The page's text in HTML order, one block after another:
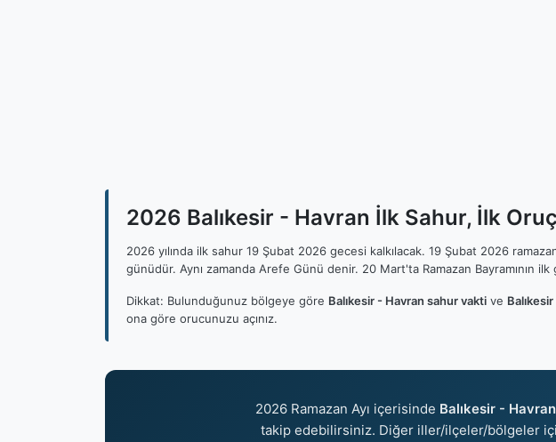
2026 Balıkesir - Havran İlk Sahur, İlk Oruç
2026 yılında ilk sahur 19 Şubat 2026 gecesi kalkılacak. 19 Şubat 2026
günüdür. Aynı zamanda Arefe Günü denir. 20 Mart'ta Ramazan Bayramının ilk
Dikkat: Bulunduğunuz bölgeye göre Balıkesir - Havran sahur vakti ve
ona göre orucunuzu açınız.
2026 Ramazan Ayı içerisinde Balıkesir -
takip edebilirsiniz. Diğer iller/ilçeler/bölgeler